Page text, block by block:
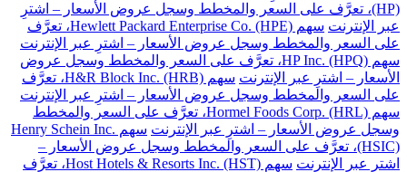
(HP)، تعرَّف على السعر والمخطط وسجل عروض الأسعار – اشترِ
عبر الإنترنت
سهم Hewlett Packard Enterprise Co. (HPE)، تعرَّف
على السعر والمخطط وسجل عروض الأسعار – اشترِ عبر الإنترنت
سهم HP Inc. (HPQ)، تعرَّف على السعر والمخطط وسجل عروض
الأسعار – اشترِ عبر الإنترنت
سهم H&R Block Inc. (HRB)، تعرَّف
على السعر والمخطط وسجل عروض الأسعار – اشترِ عبر الإنترنت
سهم Hormel Foods Corp. (HRL)، تعرَّف على السعر والمخطط
وسجل عروض الأسعار – اشترِ عبر الإنترنت
سهم Henry Schein Inc.
(HSIC)، تعرَّف على السعر والمخطط وسجل عروض الأسعار –
اشترِ عبر الإنترنت
سهم Host Hotels & Resorts Inc. (HST)، تعرَّف